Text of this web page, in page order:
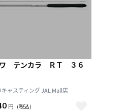
テンカラ ＲＴ ３６
ャスティング JAL Mall店
円 （税込）